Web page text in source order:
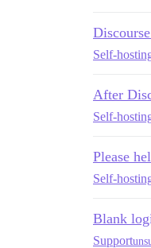
Self-
After
Self-
Please
Self-
Blank
Support